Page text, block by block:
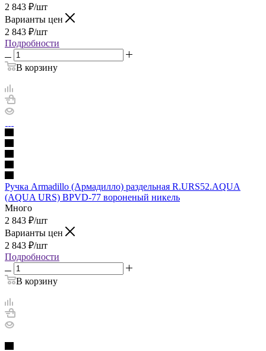
2 843 ₽/шт
Варианты цен
2 843 ₽/шт
Подробности
В корзину
Ручка Armadillo (Армадилло) раздельная R.URS52.AQUA
(AQUA URS) BPVD-77 вороненый никель
Много
2 843 ₽/шт
Варианты цен
2 843 ₽/шт
Подробности
В корзину